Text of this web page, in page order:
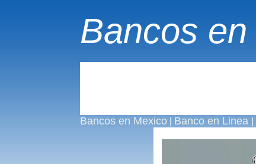
Bancos
Bancos en Mexico| Banco en Linea